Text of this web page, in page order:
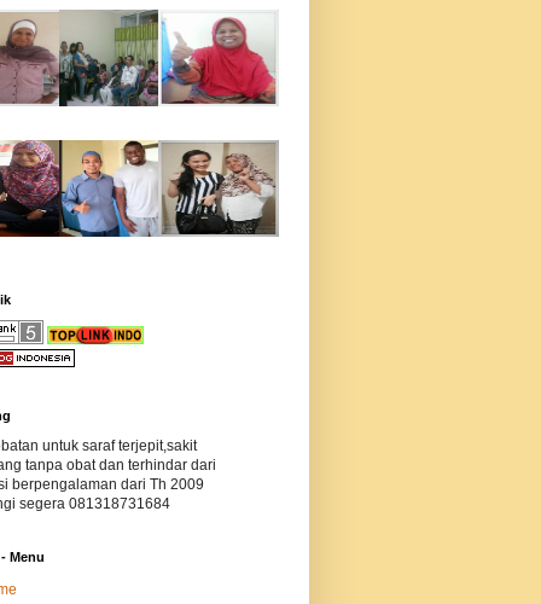
untuk saraf terjepit,sakit
tanpa obat dan terhindar dari
berpengalaman dari Th 2009
segera 081318731684
Menu